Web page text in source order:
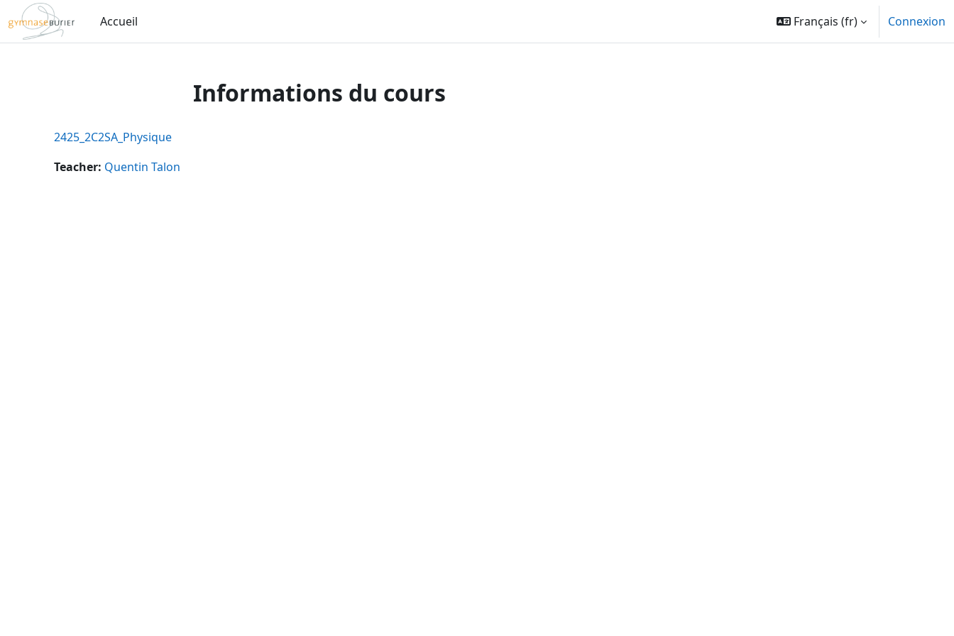
Passer au contenu principal
Accueil
Français ‎(fr)‎ Connexion
Informations du cours
2425_2C2SA_Physique
Teacher: Quentin Talon